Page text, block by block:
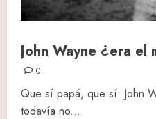
John Wayne ¿era el
0
Que sí papá, que sí: John
todavía no...